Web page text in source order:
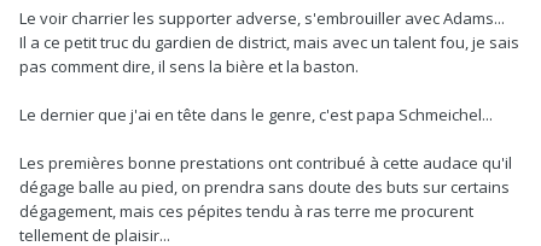
Le voir charrier les supporter adverse, s'embrouiller avec Adams...
Il a ce petit truc du gardien de district, mais avec un talent fou, je sais
pas comment dire, il sens la bière et la baston.
Le dernier que j'ai en tête dans le genre, c'est papa Schmeichel...
Les premières bonne prestations ont contribué à cette audace qu'il
dégage balle au pied, on prendra sans doute des buts sur certains
dégagement, mais ces pépites tendu à ras terre me procurent
tellement de plaisir...